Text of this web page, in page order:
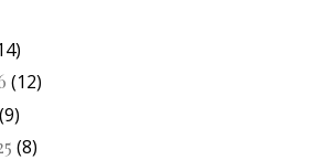
(12)
(9)
(8)